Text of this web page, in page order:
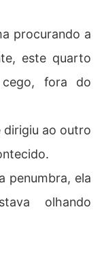
procurando a
este quarto
fora do
dirigiu ao outro
penumbra, ela
olhando